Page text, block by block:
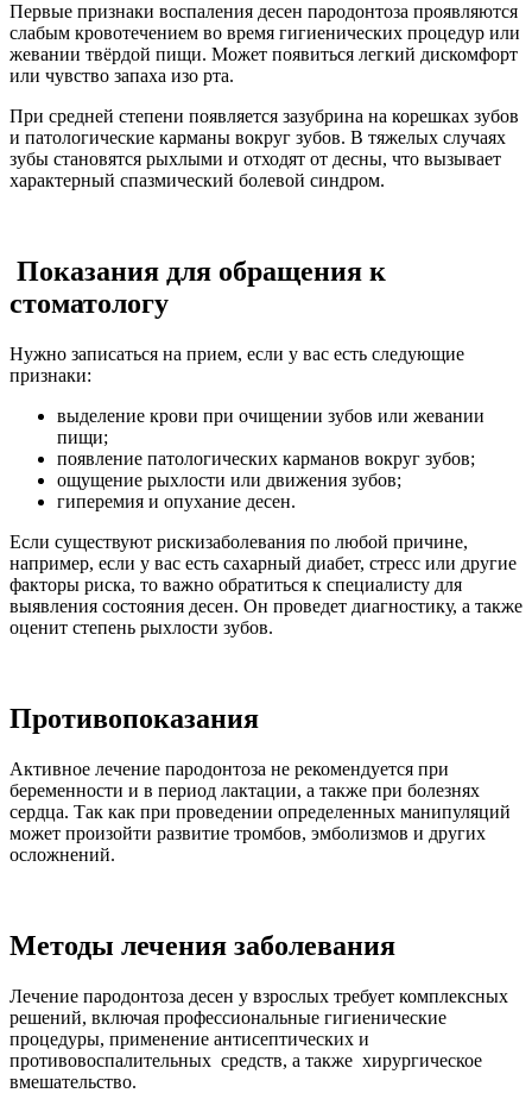
Первые признаки воспаления десен пародонтоза проявляются
слабым кровотечением во время гигиенических процедур или
жевании твёрдой пищи. Может появиться легкий дискомфорт
или чувство запаха изо рта.
При средней степени появляется зазубрина на корешках зубов
и патологические карманы вокруг зубов. В тяжелых случаях
зубы становятся рыхлыми и отходят от десны, что вызывает
характерный спазмический болевой синдром.
Показания для обращения к
стоматологу
Нужно записаться на прием, если у вас есть следующие
признаки:
выделение крови при очищении зубов или жевании
пищи;
появление патологических карманов вокруг зубов;
ощущение рыхлости или движения зубов;
гиперемия и опухание десен.
Если существуют рискизаболевания по любой причине,
например, если у вас есть сахарный диабет, стресс или другие
факторы риска, то важно обратиться к специалисту для
выявления состояния десен. Он проведет диагностику, а также
оценит степень рыхлости зубов.
Противопоказания
Активное лечение пародонтоза не рекомендуется при
беременности и в период лактации, а также при болезнях
сердца. Так как при проведении определенных манипуляций
может произойти развитие тромбов, эмболизмов и других
осложнений.
Методы лечения заболевания
Лечение пародонтоза десен у взрослых требует комплексных
решений, включая профессиональные гигиенические
процедуры, применение антисептических и
противовоспалительных средств, а также хирургическое
вмешательство.